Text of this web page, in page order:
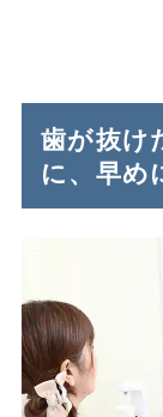
歯が抜け
に、早め